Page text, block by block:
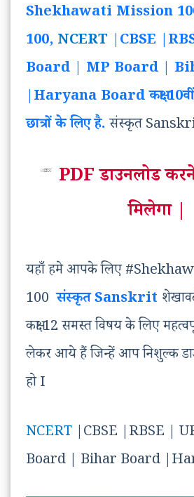
Shekhawati Mission 100
100, NCERT |CBSE
Board | MP Board |
|Haryana Board कक्षा
छात्रों के लिए है.संस्कृत
PDF डाउनलोड
मिलेगा |
यहाँ हमे आपके लिए
100 संस्कृत Sanskrit
कक्षा 12 समस्त विषय के लिए
लेकर आये हैं जिन्हें आप निशुल्क
हो I
NCERT |CBSE |RBSE |
Board | Bihar Board